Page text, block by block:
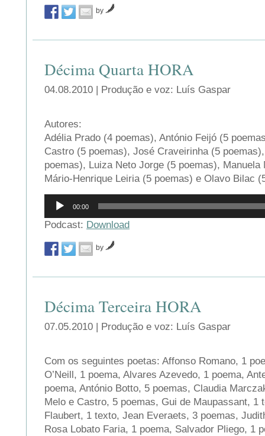
by
Décima Quarta HORA
04.08.2010 | Produção e voz: Luís Gaspar
Autores:
Adélia Prado (4 poemas), António Feijó (5
Castro (5 poemas), José Craveirinha (5
poemas), Luiza Neto Jorge (5 poemas), Manuela
Mário-Henrique Leiria (5 poemas) e Olavo Bilac
Reprodutor
áudio
00:00
Podcast: Download
by
Décima Terceira HORA
07.05.2010 | Produção e voz: Luís Gaspar
Com os seguintes poetas: Affonso Romano, 1
O’Neill, 1 poema, Alvares Azevedo, 1 poema,
poema, António Botto, 5 poemas, Claudia
Melo e Castro, 5 poemas, Gui de Maupassant, 1
Flaubert, 1 texto, Jean Everaets, 3 poemas,
Rosa Lobato Faria, 1 poema, Salvador Pliego, 1